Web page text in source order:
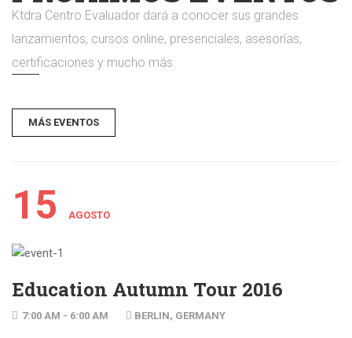
Ktdra Centro Evaluador dará a conocer sus grandes
lanzamientos, cursos online, presenciales, asesorías,
certificaciones y mucho más.
MÁS EVENTOS
15 AGOSTO
Education Autumn Tour 2016
7:00 AM - 6:00 AM BERLIN, GERMANY